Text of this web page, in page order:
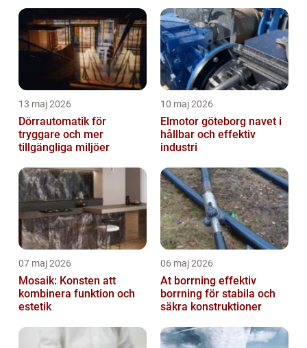
13 maj 2026
Dörrautomatik för
tryggare och mer
tillgängliga miljöer
10 maj 2026
Elmotor göteborg navet i
hållbar och effektiv
industri
07 maj 2026
Mosaik: Konsten att
kombinera funktion och
estetik
06 maj 2026
At borrning effektiv
borrning för stabila och
säkra konstruktioner